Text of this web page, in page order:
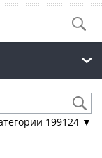
199124 ▼